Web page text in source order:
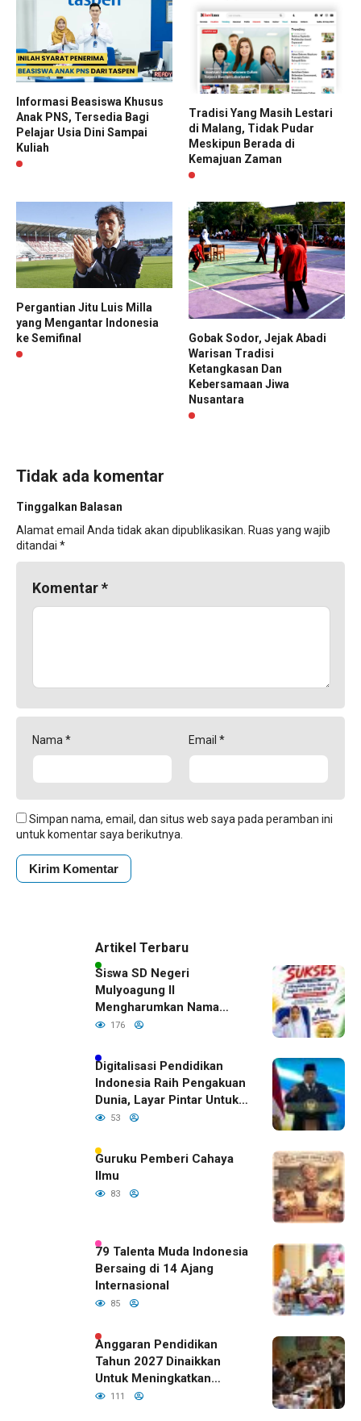
Informasi Beasiswa Khusus
Anak PNS, Tersedia Bagi
Pelajar Usia Dini Sampai
Kuliah
Tradisi Yang Masih Lestari
di Malang, Tidak Pudar
Meskipun Berada di
Kemajuan Zaman
Pergantian Jitu Luis Milla
yang Mengantar Indonesia
ke Semifinal
Gobak Sodor, Jejak Abadi
Warisan Tradisi
Ketangkasan Dan
Kebersamaan Jiwa
Nusantara
Tidak ada komentar
Tinggalkan Balasan
Alamat email Anda tidak akan dipublikasikan. Ruas yang wajib
ditandai *
Komentar*
Nama* Email *
Simpan nama, email, dan situs web saya pada peramban ini
untuk komentar saya berikutnya.
Artikel Terbaru
Siswa SD Negeri
Mulyoagung II
Mengharumkan Nama
Bojonegoro Dengan
176
Digitalisasi Pendidikan
Indonesia Raih Pengakuan
Dunia, Layar Pintar Untuk
Semua Siswa
53
Guruku Pemberi Cahaya
Ilmu
83
79 Talenta Muda Indonesia
Bersaing di 14 Ajang
Internasional
85
Anggaran Pendidikan
Tahun 2027 Dinaikkan
Untuk Meningkatkan
Kualitas Anak Bangsa,
111